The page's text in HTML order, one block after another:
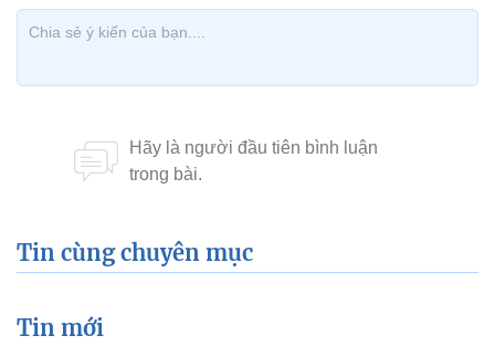
Tin cùng chuyên mục
Tin mới